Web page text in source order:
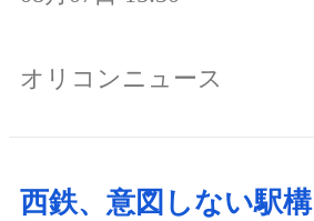
オリコンニュース
西鉄、意図しない駅